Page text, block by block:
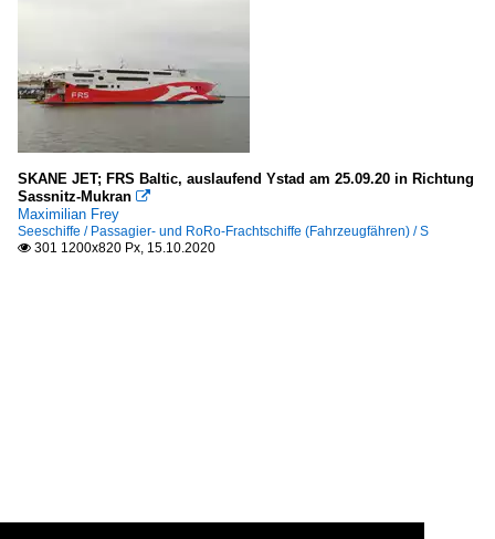
SKANE JET; FRS Baltic, auslaufend Ystad am 25.09.20 in Richtung
Sassnitz-Mukran 
Maximilian Frey
Seeschiffe / Passagier- und RoRo-Frachtschiffe (Fahrzeugfähren) / S
 301 1200x820 Px, 15.10.2020